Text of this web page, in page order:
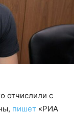
отчислили с
пишет «РИА